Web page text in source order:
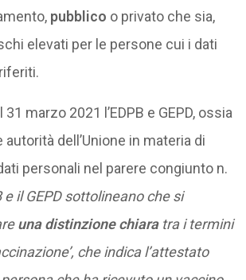
pubblico o privato che sia,
elevati per le persone cui i dati
marzo 2021 l’EDPB e GEPD, ossia
autorità dell’Unione in materia di
personali nel parere congiunto n.
e il GEPD sottolineano che si
una distinzione chiaratra i termini
che indica l’attestato